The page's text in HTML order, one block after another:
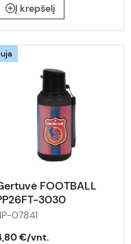
Į krepšelį
FOOTBALL
3030
07841
€/vnt.